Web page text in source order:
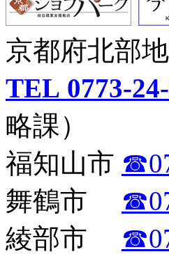
京都府北部
TEL
略課）
福知山市
舞鶴市
綾部市